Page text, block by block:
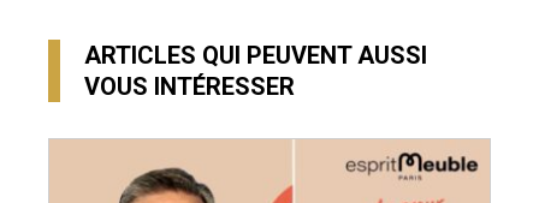
ARTICLES QUI PEUVENT AUSSI
VOUS INTÉRESSER